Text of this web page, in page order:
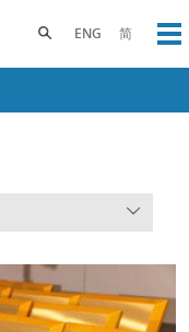
ENG 简
Toggle search panel